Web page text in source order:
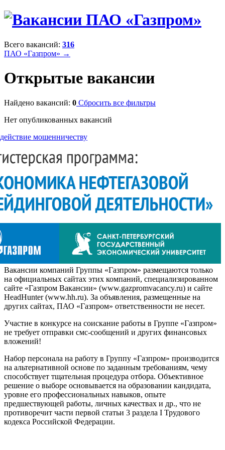
Всего вакансий: 316
ПАО «Газпром» →
Открытые вакансии
Найдено вакансий: 0 Сбросить все фильтры
Нет опубликованных вакансий
мошенничеству
Вакансии компаний Группы «Газпром» размещаются только
на официальных сайтах этих компаний, специализированном
сайте «Газпром Вакансии» (www.gazpromvacancy.ru) и сайте
HeadHunter (www.hh.ru). За объявления, размещенные на
других сайтах, ПАО «Газпром» ответственности не несет.
Участие в конкурсе на соискание работы в Группе «Газпром»
не требует отправки смс-сообщений и других финансовых
вложений!
Набор персонала на работу в Группу «Газпром» производится
на альтернативной основе по заданным требованиям, чему
способствует тщательная процедура отбора. Объективное
решение о выборе основывается на образовании кандидата,
уровне его профессиональных навыков, опыте
предшествующей работы, личных качествах и др., что не
противоречит части первой статьи 3 раздела I Трудового
кодекса Российской Федерации.